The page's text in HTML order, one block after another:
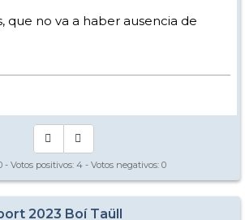
que no va a haber ausencia de
- Votos positivos: 4 - Votos negativos: 0
2023 Boí Taüll